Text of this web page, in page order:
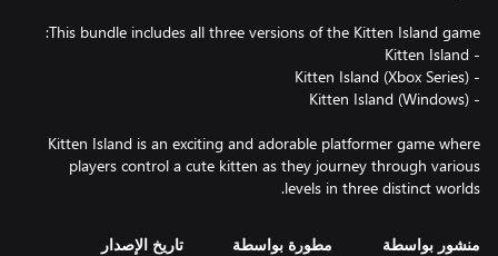
Kitten Island is an exciting and adorable platformer game where
players control a cute kitten as they journey through various
levels in three distinct worlds.
منشور بواسطة مطورة بواسطة تاريخ الإصدار